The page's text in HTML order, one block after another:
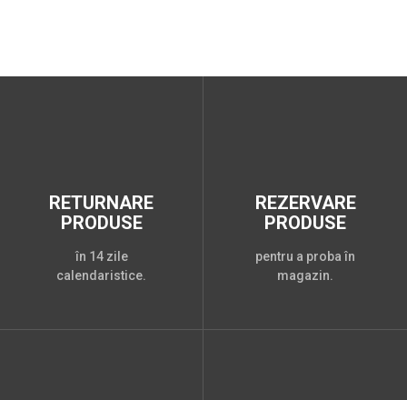
RETURNARE
PRODUSE
în 14 zile
calendaristice.
REZERVARE
PRODUSE
pentru a proba în
magazin.